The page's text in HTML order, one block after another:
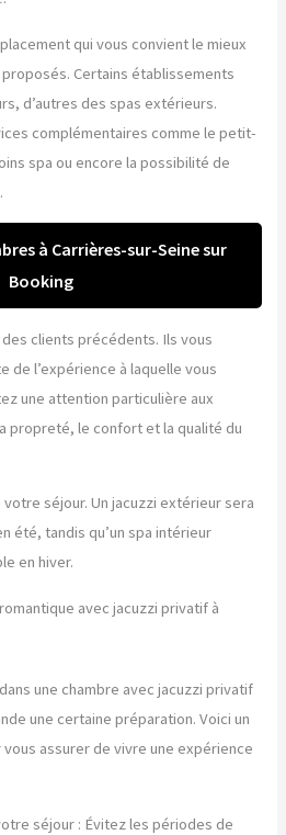
qui vous convient le mieux
Certains établissements
d’autres des spas extérieurs.
complémentaires comme le petit-
spa ou encore la possibilité de
à Carrières-sur-Seine sur
Booking
clients précédents. Ils vous
de l’expérience à laquelle vous
une attention particulière aux
propreté, le confort et la qualité du
séjour. Un jacuzzi extérieur sera
été, tandis qu’un spa intérieur
en hiver.
avec jacuzzi privatif à
une chambre avec jacuzzi privatif
une certaine préparation. Voici un
assurer de vivre une expérience
séjour : Évitez les périodes de